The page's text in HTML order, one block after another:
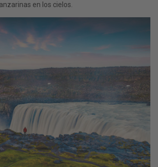
en los cielos.